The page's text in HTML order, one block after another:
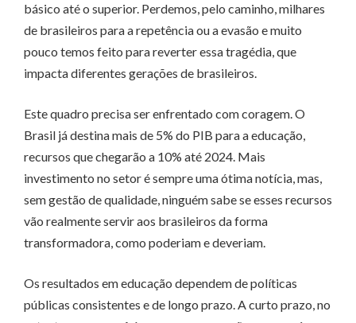
básico até o superior. Perdemos, pelo caminho, milhares
de brasileiros para a repetência ou a evasão e muito
pouco temos feito para reverter essa tragédia, que
impacta diferentes gerações de brasileiros.
Este quadro precisa ser enfrentado com coragem. O
Brasil já destina mais de 5% do PIB para a educação,
recursos que chegarão a 10% até 2024. Mais
investimento no setor é sempre uma ótima notícia, mas,
sem gestão de qualidade, ninguém sabe se esses recursos
vão realmente servir aos brasileiros da forma
transformadora, como poderiam e deveriam.
Os resultados em educação dependem de políticas
públicas consistentes e de longo prazo. A curto prazo, no